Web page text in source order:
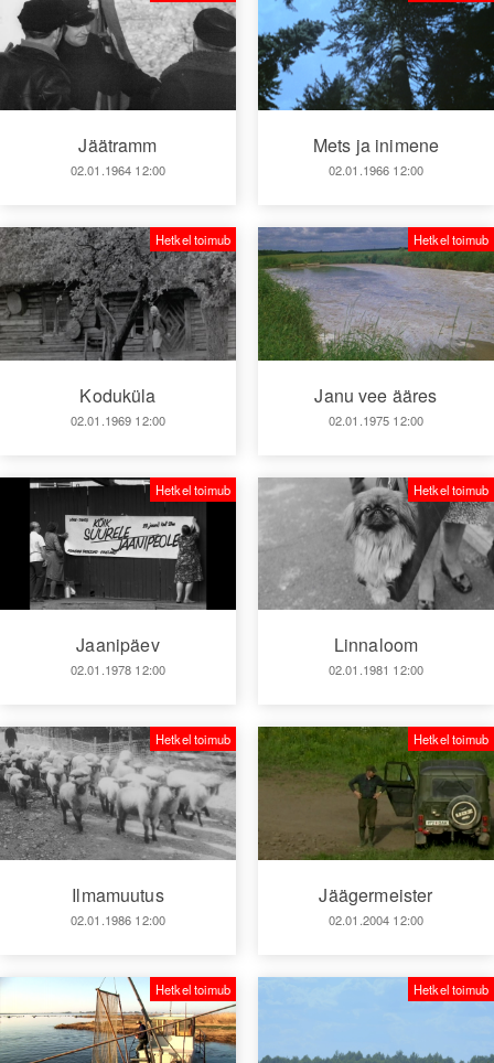
Jäätramm
02.01.1964 12:00
Mets ja inimene
02.01.1966 12:00
Koduküla
02.01.1969 12:00
Hetkel toimub
Janu vee ääres
02.01.1975 12:00
Hetkel toimub
Jaanipäev
02.01.1978 12:00
Hetkel toimub
Linnaloom
02.01.1981 12:00
Hetkel toimub
Ilmamuutus
02.01.1986 12:00
Hetkel toimub
Jäägermeister
02.01.2004 12:00
Hetkel toimub
Hetkel toimub Hetkel toimub